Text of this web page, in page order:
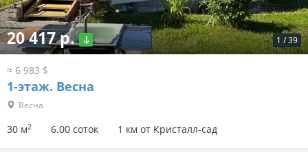
1 /39
20 417 р.
≈ 6 983 $
1-этаж. Весна
Весна
30 м2 6.00 соток 1 км от Кристалл-сад